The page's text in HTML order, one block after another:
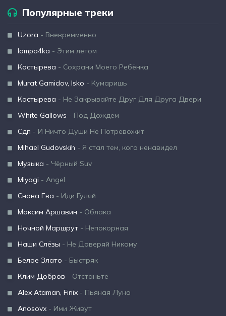
Популярные треки
Uzora - Вневремменно
lampa4ka - Этим летом
Костырева - Сохрани Моего Ребёнка
Murat Gamidov, Isko - Кумаришь
Костырева - Не Закрывайте Друг Для Друга Двери
White Gallows - Под Дождем
Сдп - И Ничто Души Не Потревожит
Mihael Gudovskih - Я стал тем, кого ненавидел
Музыка - Чёрный Suv
Miyagi - Angel
Снова Ева - Иди Гуляй
Максим Аршавин - Облака
Ночной Маршрут - Непокорная
Наши Слёзы - Не Доверяй Никому
Белое Злато - Быстряк
Клим Добров - Отстаньте
Alex Ataman, Finix - Пьяная Луна
Anosovx - Ими Живут